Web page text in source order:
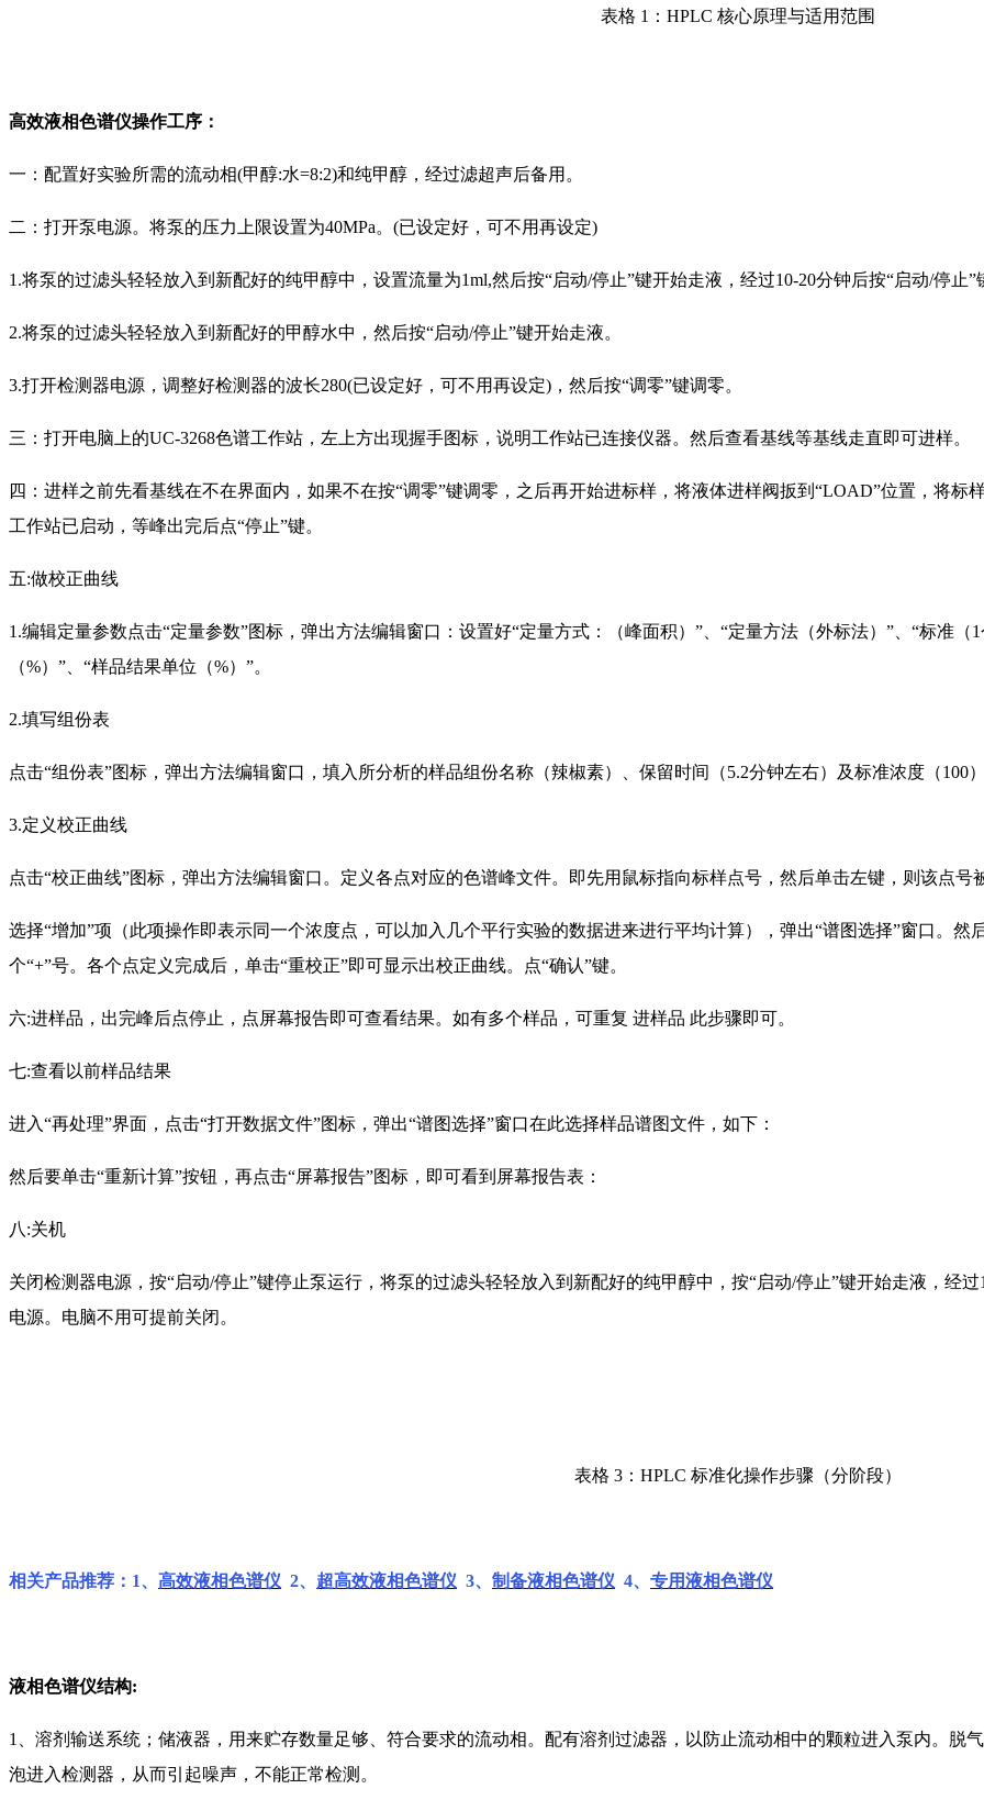
表格 1：HPLC 核心原理与适用范围
高效液相色谱仪操作工序：
一：配置好实验所需的流动相(甲醇:水=8:2)和纯甲醇，经过滤超声后备用。
二：打开泵电源。将泵的压力上限设置为40MPa。(已设定好，可不用再设定)
1.将泵的过滤头轻轻放入到新配好的纯甲醇中，设置流量为1ml,然后按“启动/停止”键开始走液，经过10-20分钟后按“启动/停止”
2.将泵的过滤头轻轻放入到新配好的甲醇水中，然后按“启动/停止”键开始走液。
3.打开检测器电源，调整好检测器的波长280(已设定好，可不用再设定)，然后按“调零”键调零。
三：打开电脑上的UC-3268色谱工作站，左上方出现握手图标，说明工作站已连接仪器。然后查看基线等基线走直即可进样。
四：进样之前先看基线在不在界面内，如果不在按“调零”键调零，之后再开始进标样，将液体进样阀扳到“LOAD”位置，将标
工作站已启动，等峰出完后点“停止”键。
五:做校正曲线
1.编辑定量参数点击“定量参数”图标，弹出方法编辑窗口：设置好“定量方式：（峰面积）”、“定量方法（外标法）”、“标准（
（%）”、“样品结果单位（%）”。
2.填写组份表
点击“组份表”图标，弹出方法编辑窗口，填入所分析的样品组份名称（辣椒素）、保留时间（5.2分钟左右）及标准浓度（100）
3.定义校正曲线
点击“校正曲线”图标，弹出方法编辑窗口。定义各点对应的色谱峰文件。即先用鼠标指向标样点号，然后单击左键，则该点号
选择“增加”项（此项操作即表示同一个浓度点，可以加入几个平行实验的数据进来进行平均计算），弹出“谱图选择”窗口。
个“+”号。各个点定义完成后，单击“重校正”即可显示出校正曲线。点“确认”键。
六:进样品，出完峰后点停止，点屏幕报告即可查看结果。如有多个样品，可重复 进样品 此步骤即可。
七:查看以前样品结果
进入“再处理”界面，点击“打开数据文件”图标，弹出“谱图选择”窗口在此选择样品谱图文件，如下：
然后要单击“重新计算”按钮，再点击“屏幕报告”图标，即可看到屏幕报告表：
八:关机
关闭检测器电源，按“启动/停止”键停止泵运行，将泵的过滤头轻轻放入到新配好的纯甲醇中，按“启动/停止”键开始走液，经
电源。电脑不用可提前关闭。
表格 3：HPLC 标准化操作步骤（分阶段）
相关产品推荐：1、 高效液相色谱仪 2、 超高效液相色谱仪 3、 制备液相色谱仪 4、 专用液相色谱仪
液相色谱仪结构:
1、溶剂输送系统；储液器，用来贮存数量足够、符合要求的流动相。配有溶剂过滤器，以防止流动相中的颗粒进入泵内。脱
泡进入检测器，从而引起噪声，不能正常检测。